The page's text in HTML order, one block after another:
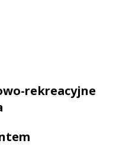
rekreacyjne